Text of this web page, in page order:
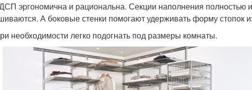
эргономична и рациональна. Секции наполнения полностью
А боковые стенки помогают удерживать форму стопок
необходимости легко подогнать под размеры комнаты.